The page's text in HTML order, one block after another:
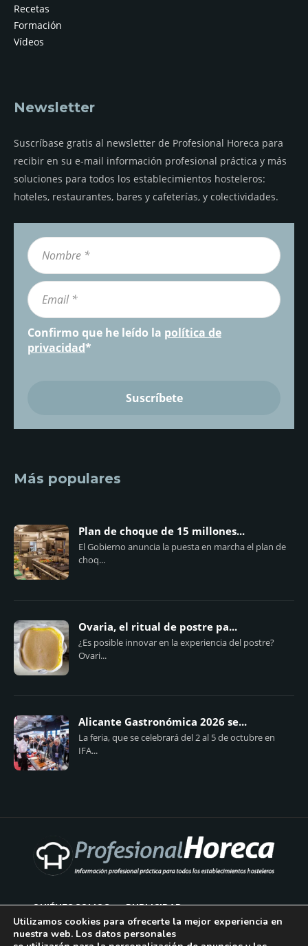
Recetas
Formación
Vídeos
Newsletter
Suscríbase gratis al newsletter de Profesional Horeca para
recibir en su e-mail información profesional práctica y más
soluciones para todos los establecimientos hosteleros:
hoteles, restaurantes, bares y cafeterías, y colectividades.
Confirmo que he leído la política de
privacidad*
Más populares
Plan de choque de 15 millones...
El Gobierno anuncia la puesta en marcha el plan de
choq...
Ovaria, el ritual de postre pa...
¿Es posible innovar en la experiencia del postre?
Ovari...
Alicante Gastronómica 2026 se...
La feria, que se celebrará del 2 al 5 de octubre en
IFA...
QUIÉNES SOMOS PUBLICIDAD
AVISO LEGAL
Utilizamos cookies para ofrecerte la mejor experiencia en
nuestra web. Los datos personales